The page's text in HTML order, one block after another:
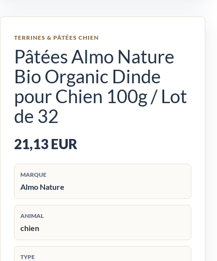
TERRINES & PÂTÉES CHIEN
Pâtées Almo Nature
Bio Organic Dinde
pour Chien 100g / Lot
de 32
21,13 EUR
MARQUE
Almo Nature
ANIMAL
chien
TYPE